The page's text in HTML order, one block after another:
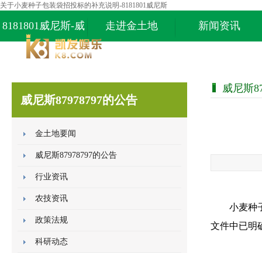
关于小麦种子包装袋招投标的补充说明-8181801威尼斯
8181801威尼斯-威
尼斯87978797
走进金土地 新闻资讯
威尼斯87978797的公告
金土地要闻
威尼斯87978797的公告
行业资讯
农技资讯
政策法规
科研动态
威尼斯
小麦种
文件中已明